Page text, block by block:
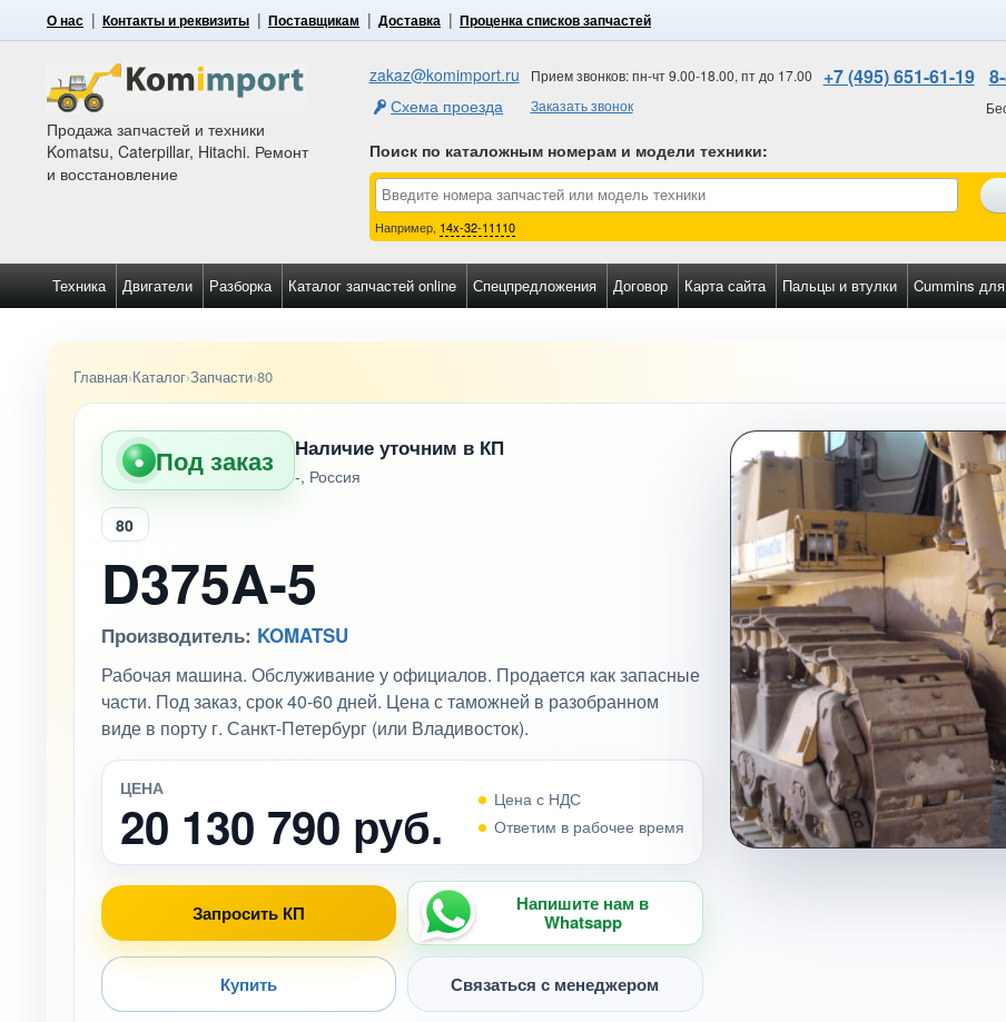
О нас Контакты и реквизиты Поставщикам Доставка Проценка списков запчастей
Продажа запчастей и техники
Komatsu, Caterpillar, Hitachi. Ремонт
и восстановление
zakaz@komimport.ru
Схема проезда
Прием звонков: пн-чт 9.00-18.00, пт до 17.00
Заказать звонок
+7 (495) 651-61-19
Поиск по каталожным номерам и модели техники:
Например, 14x-32-11110
Техника Двигатели Разборка Каталог запчастей online Спецпредложения Договор Карта сайта Пальцы и втулки Cummins
Главная›Каталог›Запчасти›80
● Под заказ Наличие уточним в КП
-, Россия
80
D375A-5
Производитель: KOMATSU
Рабочая машина. Обслуживание у официалов. Продается как запасные
части. Под заказ, срок 40-60 дней. Цена с таможней в разобранном
виде в порту г. Санкт-Петербург (или Владивосток).
ЦЕНА
20 130 790 руб.
Цена с НДС
Ответим в рабочее время
Запросить КП Напишите нам в
Whatsapp
Купить Связаться с менеджером